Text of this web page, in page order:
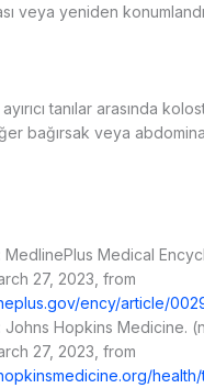
veya yeniden
tanılar arasında
bağırsak veya
MedlinePlus Medical
27, 2023, from
ency/article/
Johns Hopkins Medicine.
27, 2023, from